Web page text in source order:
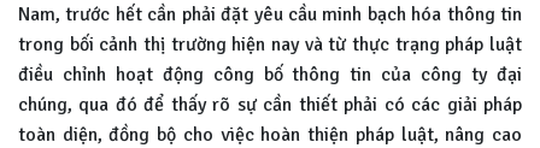
Nam, trước hết cần phải đặt yêu cầu minh bạch hóa thông tin
trong bối cảnh thị trường hiện nay và từ thực trạng pháp luật
điều chỉnh hoạt động công bố thông tin của công ty đại
chúng, qua đó để thấy rõ sự cần thiết phải có các giải pháp
toàn diện, đồng bộ cho việc hoàn thiện pháp luật, nâng cao